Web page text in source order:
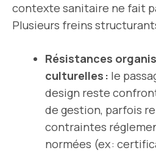
contexte sanitaire ne fait
Plusieurs freins
Résistances
culturelles : le
design reste
de gestion, parfois
contraintes
normées (ex :